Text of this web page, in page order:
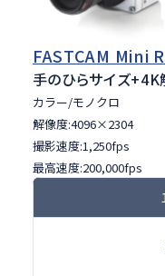
FASTCAM Mini
手のひらサイズ+4K
カラー/モノクロ
解像度:4096×2304
撮影速度:1,250fps
最高速度:200,000fps